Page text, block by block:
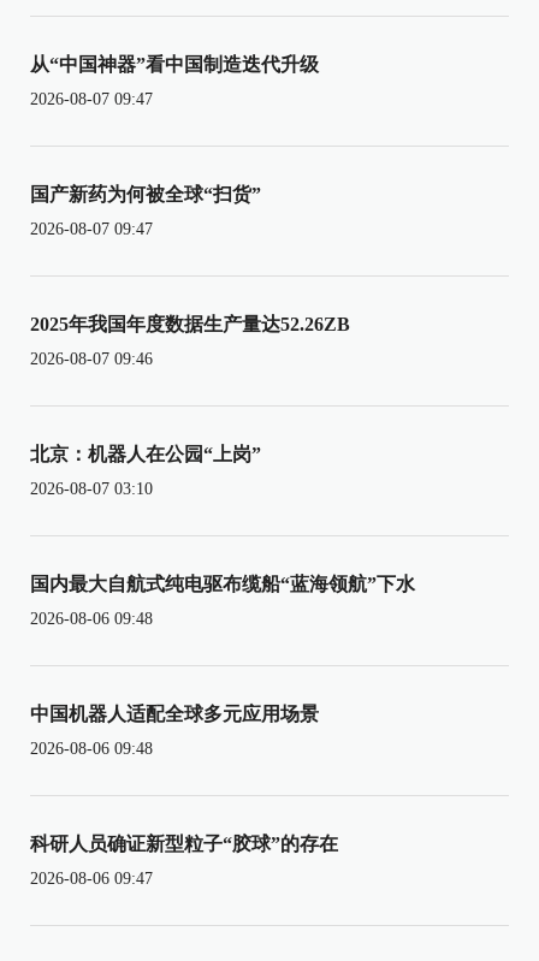
从“中国神器”看中国制造迭代升级
2026-08-07 09:47
国产新药为何被全球“扫货”
2026-08-07 09:47
2025年我国年度数据生产量达52.26ZB
2026-08-07 09:46
北京：机器人在公园“上岗”
2026-08-07 03:10
国内最大自航式纯电驱布缆船“蓝海领航”下水
2026-08-06 09:48
中国机器人适配全球多元应用场景
2026-08-06 09:48
科研人员确证新型粒子“胶球”的存在
2026-08-06 09:47